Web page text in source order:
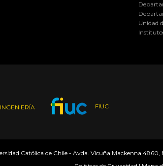
Unidad
FIUC
Católica de Chile - Avda. Vicuña Mackenna 4860,